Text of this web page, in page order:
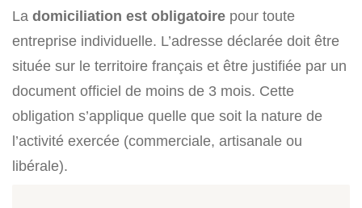
La domiciliation est obligatoire pour toute
entreprise individuelle. L’adresse déclarée doit être
située sur le territoire français et être justifiée par un
document officiel de moins de 3 mois. Cette
obligation s’applique quelle que soit la nature de
l’activité exercée (commerciale, artisanale ou
libérale).